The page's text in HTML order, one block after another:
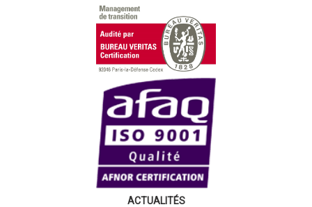
ACTUALITÉS